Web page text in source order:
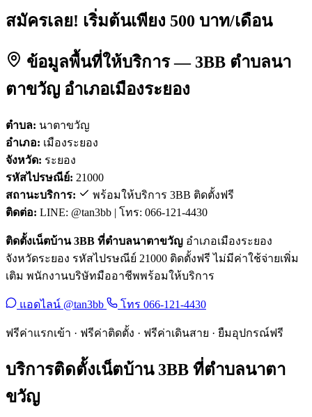
สมัครเลย! เริ่มต้นเพียง 500 บาท/เดือน
ข้อมูลพื้นที่ให้บริการ — 3BB ตำบลนา
ตาขวัญ อำเภอเมืองระยอง
ตำบล: นาตาขวัญ
อำเภอ: เมืองระยอง
จังหวัด: ระยอง
รหัสไปรษณีย์: 21000
สถานะบริการ:
พร้อมให้บริการ 3BB ติดตั้งฟรี
ติดต่อ: LINE: @tan3bb | โทร: 066-121-4430
ติดตั้งเน็ตบ้าน 3BB ที่ตำบลนาตาขวัญ อำเภอเมืองระยอง
จังหวัดระยอง รหัสไปรษณีย์ 21000 ติดตั้งฟรี ไม่มีค่าใช้จ่ายเพิ่ม
เติม พนักงานบริษัทมืออาชีพพร้อมให้บริการ
แอดไลน์ @tan3bb โทร 066-121-4430
ฟรีค่าแรกเข้า · ฟรีค่าติดตั้ง · ฟรีค่าเดินสาย · ยืมอุปกรณ์ฟรี
บริการติดตั้งเน็ตบ้าน 3BB ที่ตำบลนาตา
ขวัญ